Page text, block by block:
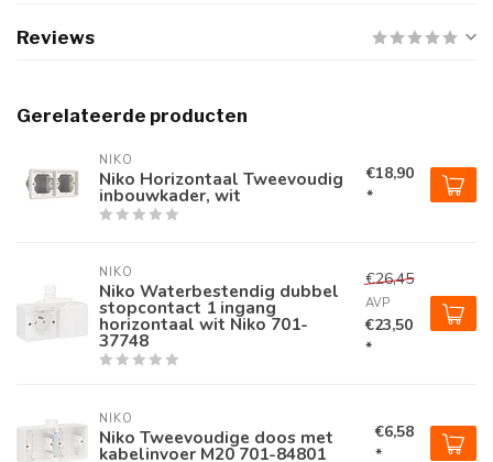
Reviews
Gerelateerde producten
NIKO
Niko Horizontaal Tweevoudig
inbouwkader, wit
€18,90
*
NIKO
Niko Waterbestendig dubbel
stopcontact 1 ingang
horizontaal wit Niko 701-
37748
€26,45
AVP
€23,50
*
NIKO
Niko Tweevoudige doos met
kabelinvoer M20 701-84801
€6,58
*